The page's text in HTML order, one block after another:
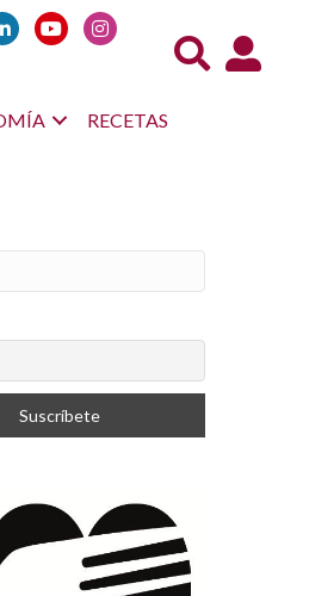
Acceso
RECETAS